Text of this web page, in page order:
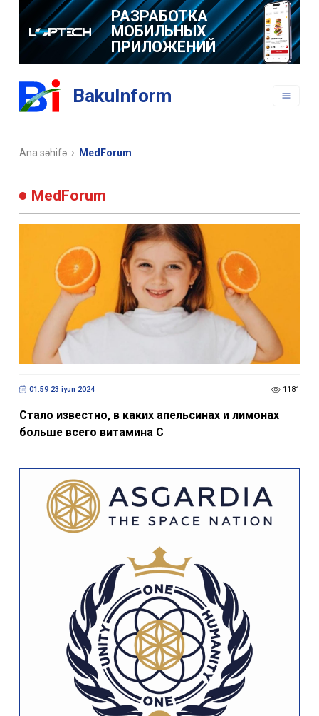
РАЗРАБОТКА
МОБИЛЬНЫХ
ПРИЛОЖЕНИЙ
BakuInform
Ana səhifə MedForum
MedForum
01:59 23 iyun 2024 1181
Стало известно, в каких апельсинах и лимонах
больше всего витамина С